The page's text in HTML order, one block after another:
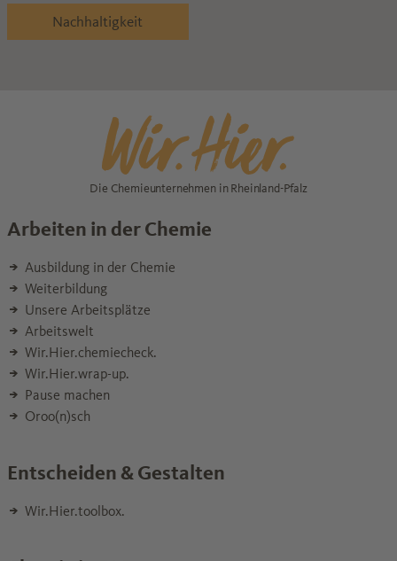
Nachhaltigkeit
Die Chemieunternehmen in Rheinland-Pfalz
Arbeiten in der Chemie
Ausbildung in der Chemie
Weiterbildung
Unsere Arbeitsplätze
Arbeitswelt
Wir.Hier.chemiecheck.
Wir.Hier.wrap-up.
Pause machen
Oroo(n)sch
Entscheiden & Gestalten
Wir.Hier.toolbox.